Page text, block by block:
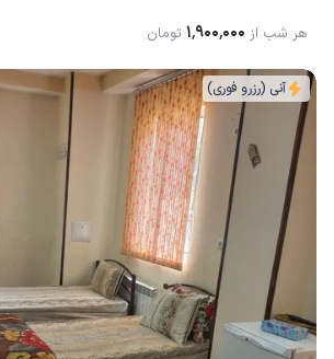
هر شب از ۱٬۹۰۰٬۰۰۰ تومان
آنی (رزرو فوری)